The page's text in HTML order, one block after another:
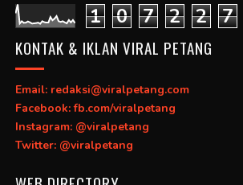
1 0 7 2 2 7
KONTAK & IKLAN VIRAL PETANG
Email: redaksi@viralpetang.com
Facebook: fb.com/viralpetang
Instagram: @viralpetang
Twitter: @viralpetang